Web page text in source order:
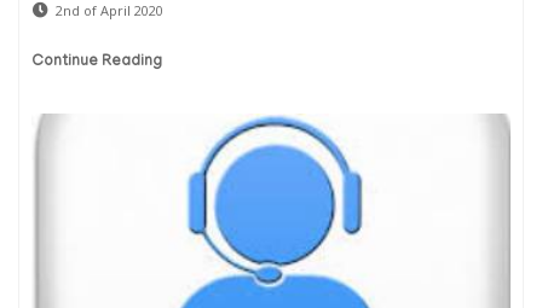
2nd of April 2020
Continue Reading